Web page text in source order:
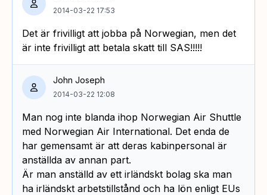
2014-03-22 17:53
Det är frivilligt att jobba på Norwegian, men det
är inte frivilligt att betala skatt till SAS!!!!!
John Joseph
2014-03-22 12:08
Man nog inte blanda ihop Norwegian Air Shuttle
med Norwegian Air International. Det enda de
har gemensamt är att deras kabinpersonal är
anställda av annan part.
Är man anställd av ett irländskt bolag ska man
ha irländskt arbetstillstånd och ha lön enligt EUs